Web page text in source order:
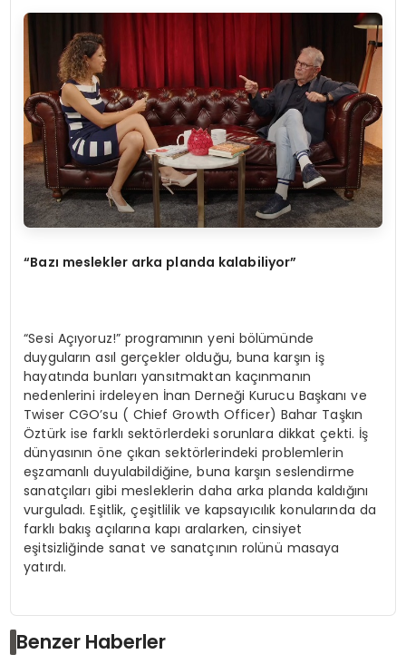
“Bazı meslekler arka planda kalabiliyor”
“Sesi Açıyoruz!” programının yeni bölümünde
duyguların asıl gerçekler olduğu, buna karşın iş
hayatında bunları yansıtmaktan kaçınmanın
nedenlerini irdeleyen İnan Derneği Kurucu Başkanı ve
Twiser CGO’su ( Chief Growth Officer) Bahar Taşkın
Öztürk ise farklı sektörlerdeki sorunlara dikkat çekti. İş
dünyasının öne çıkan sektörlerindeki problemlerin
eşzamanlı duyulabildiğine, buna karşın seslendirme
sanatçıları gibi mesleklerin daha arka planda kaldığını
vurguladı. Eşitlik, çeşitlilik ve kapsayıcılık konularında da
farklı bakış açılarına kapı aralarken, cinsiyet
eşitsizliğinde sanat ve sanatçının rolünü masaya
yatırdı.
Benzer Haberler